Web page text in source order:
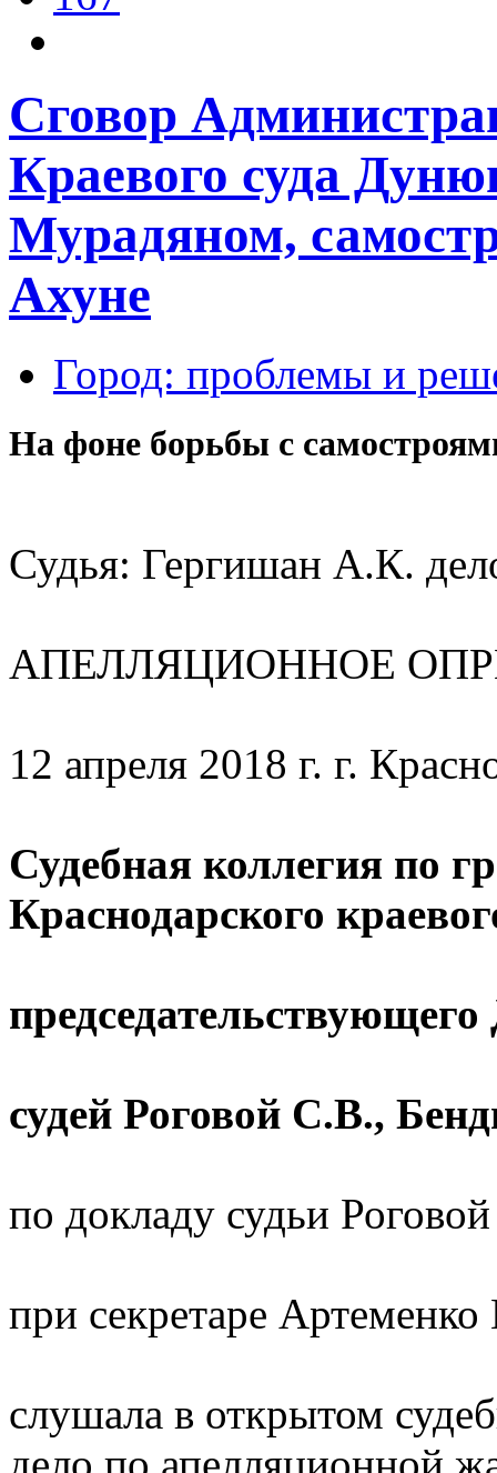
Сговор
Краевого суда
Мурадяном,
Ахуне
Город: проблемы и
На фоне борьбы с
Судья: Гергишан А.К.
АПЕЛЛЯЦИОННОЕ
12 апреля 2018 г. г.
Судебная коллегия по
Краснодарского
судей Роговой С.В.,
по докладу судьи
при секретаре
слушала в открытом
дело по апелляционной